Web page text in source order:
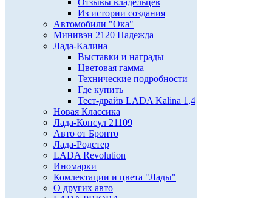
Отзывы владельцев
Из истории создания
Автомобили "Ока"
Минивэн 2120 Надежда
Лада-Калина
Выставки и награды
Цветовая гамма
Технические подробности
Где купить
Тест-драйв LADA Kalina 1,4
Новая Классика
Лада-Консул 21109
Авто от Бронто
Лада-Родстер
LADA Revolution
Иномарки
Комлектации и цвета "Лады"
О других авто